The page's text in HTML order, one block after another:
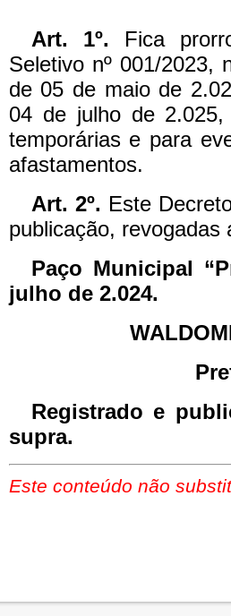
Art. 1º. Fica
Seletivo nº 001/2023,
de 05 de maio de
04 de julho de 2.025,
temporárias e para
afastamentos.
Art. 2º. Este
publicação, revogadas
Paço Municipal
julho de 2.024.
Registrado e
supra.
Este conteúdo não